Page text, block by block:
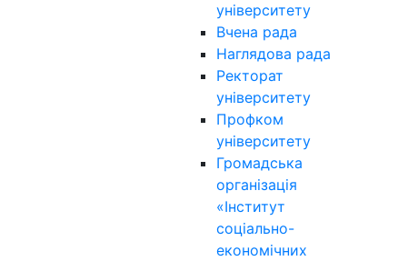
університету
Вчена рада
Наглядова рада
Ректорат
університету
Профком
університету
Громадська
організація
«Інститут
соціально-
економічних